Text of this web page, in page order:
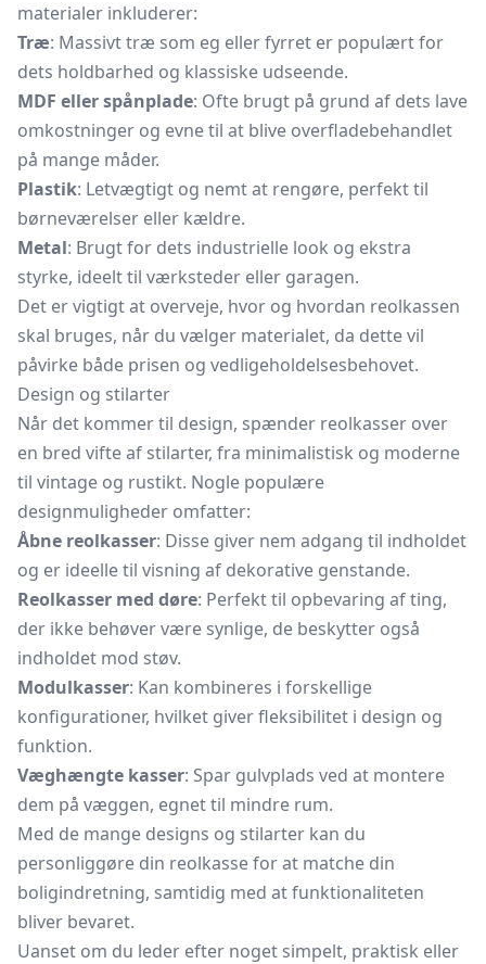
materialer inkluderer:
Træ: Massivt træ som eg eller fyrret er populært for
dets holdbarhed og klassiske udseende.
MDF eller spånplade: Ofte brugt på grund af dets lave
omkostninger og evne til at blive overfladebehandlet
på mange måder.
Plastik: Letvægtigt og nemt at rengøre, perfekt til
børneværelser eller kældre.
Metal: Brugt for dets industrielle look og ekstra
styrke, ideelt til værksteder eller garagen.
Det er vigtigt at overveje, hvor og hvordan reolkassen
skal bruges, når du vælger materialet, da dette vil
påvirke både prisen og vedligeholdelsesbehovet.
Design og stilarter
Når det kommer til design, spænder reolkasser over
en bred vifte af stilarter, fra minimalistisk og moderne
til vintage og rustikt. Nogle populære
designmuligheder omfatter:
Åbne reolkasser: Disse giver nem adgang til indholdet
og er ideelle til visning af dekorative genstande.
Reolkasser med døre: Perfekt til opbevaring af ting,
der ikke behøver være synlige, de beskytter også
indholdet mod støv.
Modulkasser: Kan kombineres i forskellige
konfigurationer, hvilket giver fleksibilitet i design og
funktion.
Væghængte kasser: Spar gulvplads ved at montere
dem på væggen, egnet til mindre rum.
Med de mange designs og stilarter kan du
personliggøre din reolkasse for at matche din
boligindretning, samtidig med at funktionaliteten
bliver bevaret.
Uanset om du leder efter noget simpelt, praktisk eller